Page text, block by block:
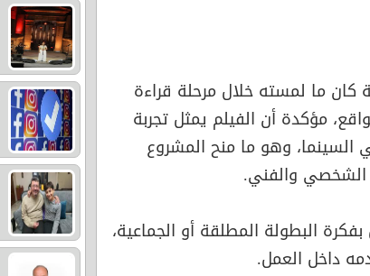
كان ما لمسته خلال مرحلة قراءة
مؤكدة أن الفيلم يمثل تجربة
وهو ما منح المشروع
الشخصي والفني.
البطولة المطلقة أو الجماعية،
داخل العمل.